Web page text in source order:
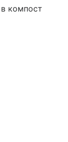
компост